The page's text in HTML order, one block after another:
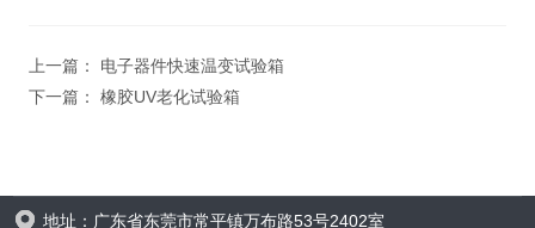
上一篇： 电子器件快速温变试验箱
下一篇： 橡胶UV老化试验箱
地址：广东省东莞市常平镇万布路53号2402室